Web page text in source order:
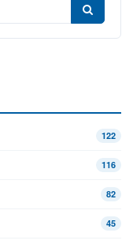
122
116
82
45